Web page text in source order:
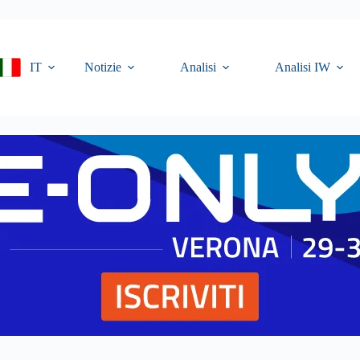
IT
Notizie Analisi Analisi IW